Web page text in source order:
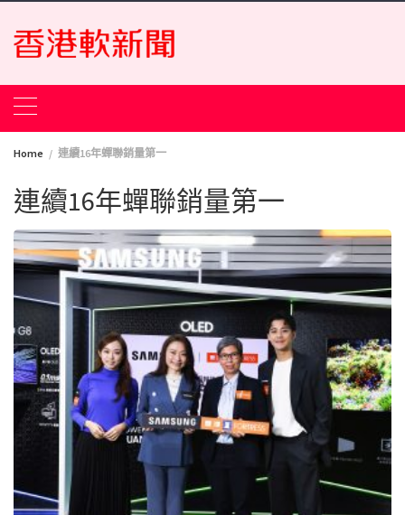
Skip
content
Home 連續16年蟬聯銷量第一
連續16年蟬聯銷量第一